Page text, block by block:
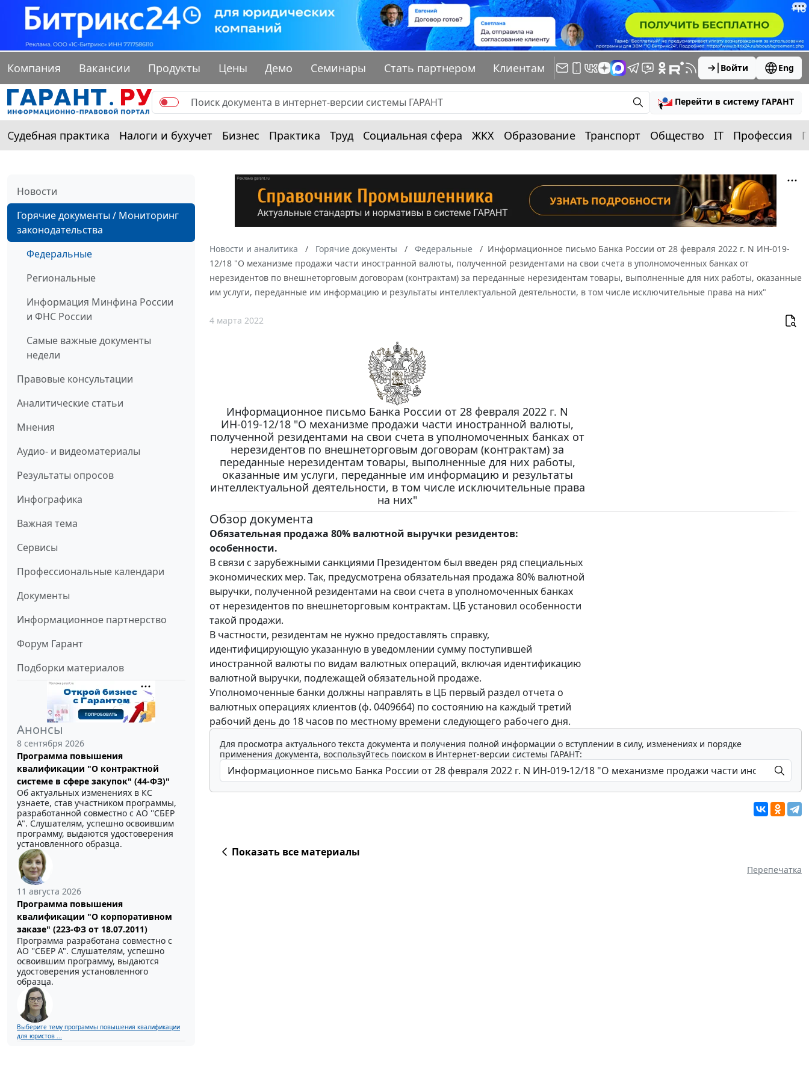
Компания Вакансии Продукты Цены Демо Семинары Стать партнером Клиентам Войти Eng
Перейти в систему ГАРАНТ
Судебная практика Налоги и бухучет Бизнес Практика Труд Социальная сфера ЖКХ Образование Транспорт Общество IT Профессия
Новости
Горячие документы / Мониторинг
законодательства
Федеральные
Региональные
Информация Минфина России
и ФНС России
Самые важные документы
недели
Правовые консультации
Аналитические статьи
Мнения
Аудио- и видеоматериалы
Результаты опросов
Инфографика
Важная тема
Сервисы
Профессиональные календари
Документы
Информационное партнерство
Форум Гарант
Подборки материалов
Анонсы
8 сентября 2026
Программа повышения
квалификации "О контрактной
системе в сфере закупок" (44-ФЗ)"
Об актуальных изменениях в КС
узнаете, став участником программы,
разработанной совместно с АО ''СБЕР
А". Слушателям, успешно освоившим
программу, выдаются удостоверения
установленного образца.
11 августа 2026
Программа повышения
квалификации "О корпоративном
заказе" (223-ФЗ от 18.07.2011)
Программа разработана совместно с
АО ''СБЕР А". Слушателям, успешно
освоившим программу, выдаются
удостоверения установленного
образца.
Выберите тему программы повышения квалификации
для юристов ...
Новости и аналитика Горячие документы Федеральные
Информационное письмо Банка России от 28 февраля 2022 г. N ИН-019-
12/18 "О механизме продажи части иностранной валюты, полученной резидентами на свои счета в уполномоченных банках от
нерезидентов по внешнеторговым договорам (контрактам) за переданные нерезидентам товары, выполненные для них работы, оказанные
им услуги, переданные им информацию и результаты интеллектуальной деятельности, в том числе исключительные права на них"
4 марта 2022
Информационное письмо Банка России от 28 февраля 2022 г. N
ИН-019-12/18 "О механизме продажи части иностранной валюты,
полученной резидентами на свои счета в уполномоченных банках от
нерезидентов по внешнеторговым договорам (контрактам) за
переданные нерезидентам товары, выполненные для них работы,
оказанные им услуги, переданные им информацию и результаты
интеллектуальной деятельности, в том числе исключительные права
на них"
Обзор документа
Обязательная продажа 80% валютной выручки резидентов:
особенности.
В связи с зарубежными санкциями Президентом был введен ряд специальных
экономических мер. Так, предусмотрена обязательная продажа 80% валютной
выручки, полученной резидентами на свои счета в уполномоченных банках
от нерезидентов по внешнеторговым контрактам. ЦБ установил особенности
такой продажи.
В частности, резидентам не нужно предоставлять справку,
идентифицирующую указанную в уведомлении сумму поступившей
иностранной валюты по видам валютных операций, включая идентификацию
валютной выручки, подлежащей обязательной продаже.
Уполномоченные банки должны направлять в ЦБ первый раздел отчета о
валютных операциях клиентов (ф. 0409664) по состоянию на каждый третий
рабочий день до 18 часов по местному времени следующего рабочего дня.
Для просмотра актуального текста документа и получения полной информации о вступлении в силу, изменениях и порядке
применения документа, воспользуйтесь поиском в Интернет-версии системы ГАРАНТ:
Показать все материалы
Перепечатка